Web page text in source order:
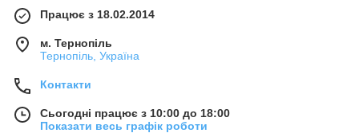
Працює з 18.02.2014
м. Тернопіль
Тернопіль, Україна
Контакти
Сьогодні працює з 10:00 до 18:00
Показати весь графік роботи